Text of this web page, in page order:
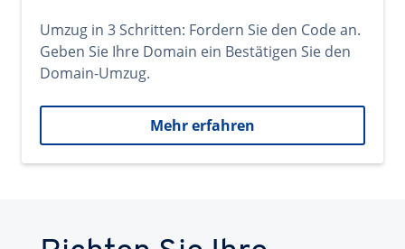
Umzug in 3 Schritten: Fordern Sie den Code an.
Geben Sie Ihre Domain ein Bestätigen Sie den
Domain-Umzug.
Mehr erfahren